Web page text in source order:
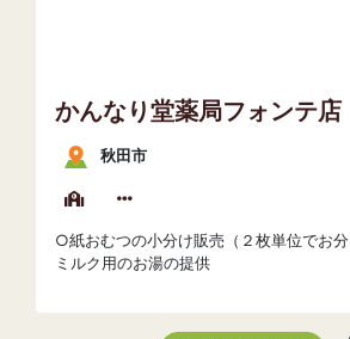
かんなり堂薬局フォンテ店
秋田市
○紙おむつの小分け販売（２枚単位でお
ミルク用のお湯の提供